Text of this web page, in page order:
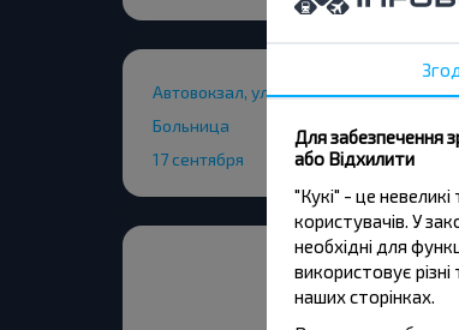
Автовокзал, ул. Советская
Больница
17 сентября
Для забезпечення
або Відхилити
"Кукі" - це
користувачів. У
необхідні для
використовує
наших сторінках.